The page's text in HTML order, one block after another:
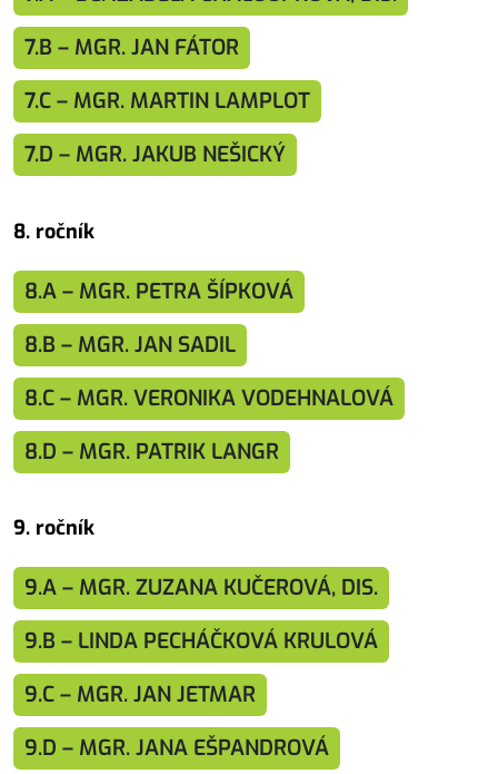
7.B – MGR. JAN FÁTOR
7.C – MGR. MARTIN LAMPLOT
7.D – MGR. JAKUB NEŠICKÝ
8. ročník
8.A – MGR. PETRA ŠÍPKOVÁ
8.B – MGR. JAN SADIL
8.C – MGR. VERONIKA VODEHNALOVÁ
8.D – MGR. PATRIK LANGR
9. ročník
9.A – MGR. ZUZANA KUČEROVÁ, DIS.
9.B – LINDA PECHÁČKOVÁ KRULOVÁ
9.C – MGR. JAN JETMAR
9.D – MGR. JANA EŠPANDROVÁ